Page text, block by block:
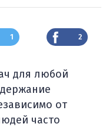
1 2
для любой
от
часто